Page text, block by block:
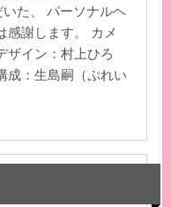
た、 パーソナルヘ
感謝します。 カメ
イン：村上ひろ
成：生島嗣（ぷれい